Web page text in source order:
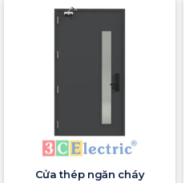
Cửa thép ngăn cháy